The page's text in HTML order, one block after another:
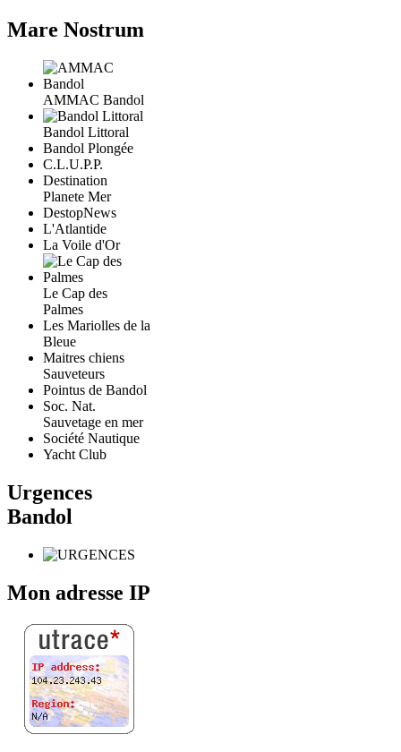
Mare Nostrum
AMMAC Bandol
Bandol Littoral
Bandol Plongée
C.L.U.P.P.
Destination
Planete Mer
DestopNews
L'Atlantide
La Voile d'Or
Le Cap des
Palmes
Les Mariolles de la
Bleue
Maitres chiens
Sauveteurs
Pointus de Bandol
Soc. Nat.
Sauvetage en mer
Société Nautique
Yacht Club
Urgences
Bandol
Mon adresse IP